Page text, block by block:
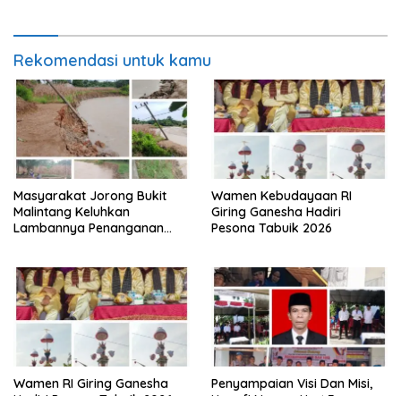
Rekomendasi untuk kamu
Masyarakat Jorong Bukit
Malintang Keluhkan
Lambannya Penanganan
Wamen Kebudayaan RI
Giring Ganesha Hadiri
Pesona Tabuik 2026
Wamen RI Giring Ganesha
Penyampaian Visi Dan Misi,